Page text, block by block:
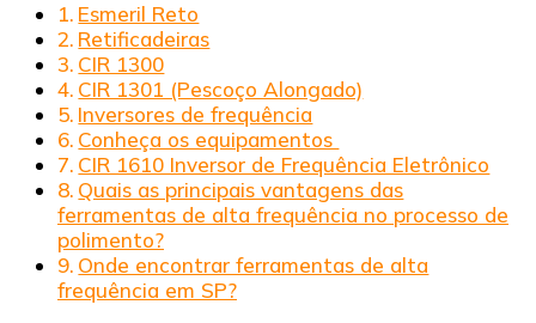
Esmeril Reto
Retificadeiras
CIR 1300
CIR 1301 (Pescoço Alongado)
Inversores de frequência
Conheça os equipamentos
CIR 1610 Inversor de Frequência Eletrônico
Quais as principais vantagens das
ferramentas de alta frequência no processo de
polimento?
Onde encontrar ferramentas de alta
frequência em SP?